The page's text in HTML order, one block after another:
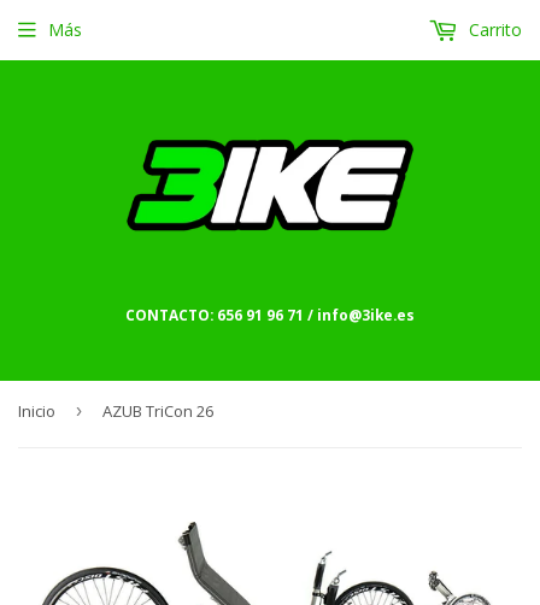
CONTACTO: 656 91 96 71 / info@3ike.es
Más Carrito
Inicio › AZUB TriCon 26